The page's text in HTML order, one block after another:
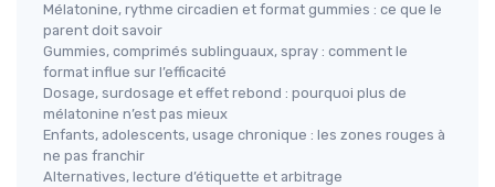
Mélatonine, rythme circadien et format gummies : ce que le
parent doit savoir
Gummies, comprimés sublinguaux, spray : comment le
format influe sur l’efficacité
Dosage, surdosage et effet rebond : pourquoi plus de
mélatonine n’est pas mieux
Enfants, adolescents, usage chronique : les zones rouges à
ne pas franchir
Alternatives, lecture d’étiquette et arbitrage